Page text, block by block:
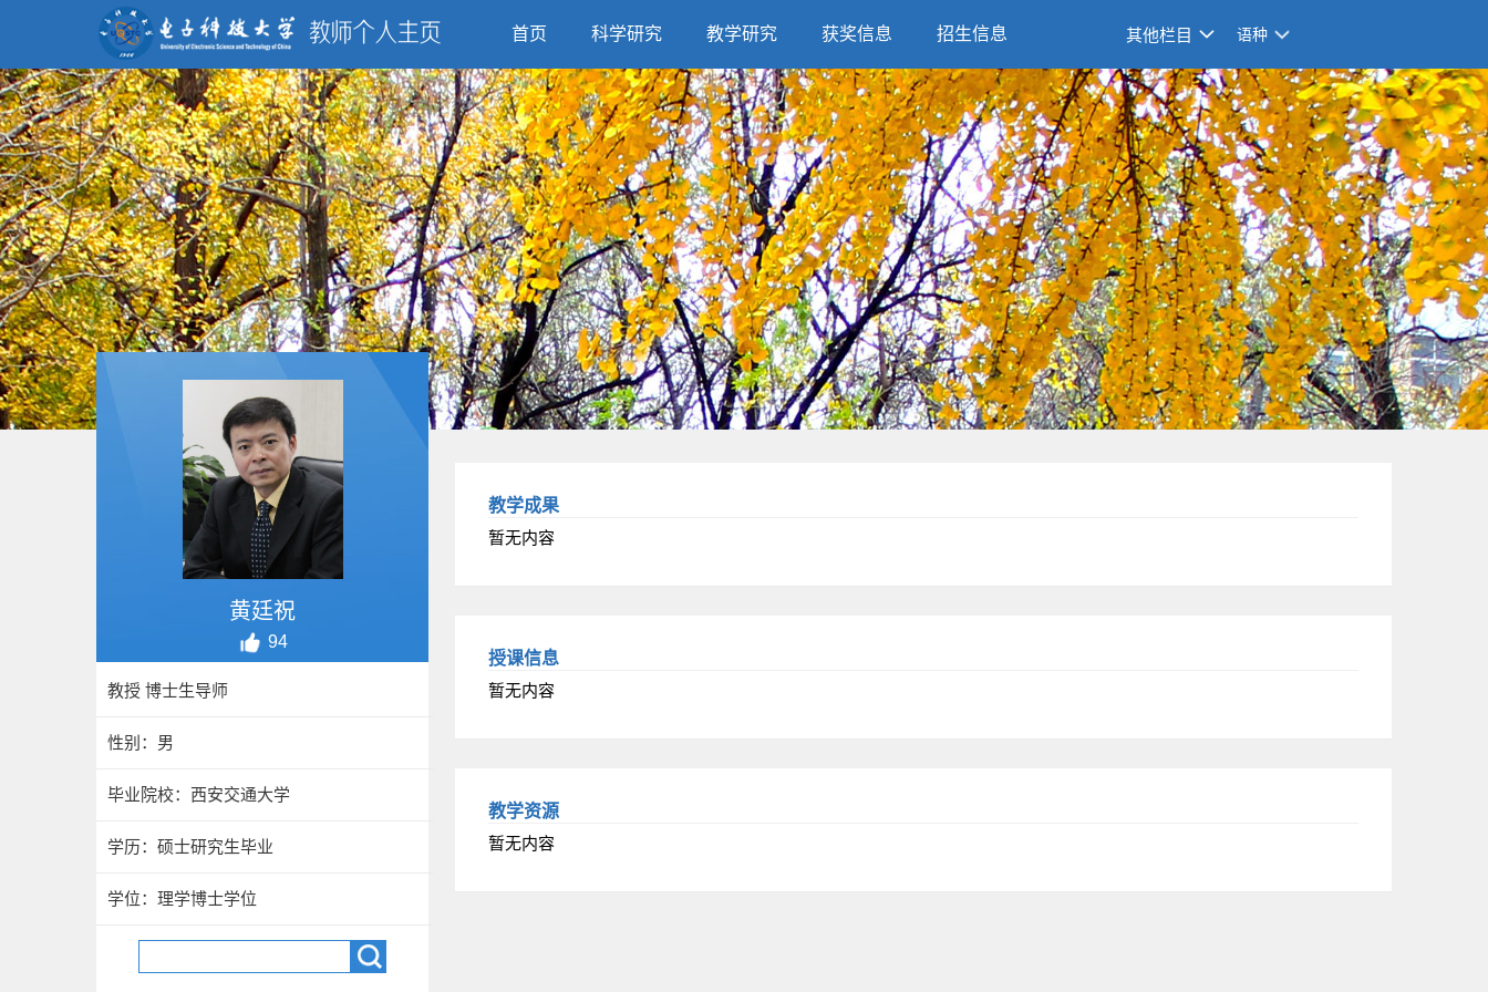
首页 科学研究 教学研究 获奖信息 招生信息 其他栏目 语种
黄廷祝
94
教授 博士生导师
性别：男
毕业院校：西安交通大学
学历：硕士研究生毕业
学位：理学博士学位
教学成果
暂无内容
授课信息
暂无内容
教学资源
暂无内容